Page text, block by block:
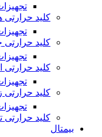
کلید حرارتی
کلید حرارتی
کلید حرارتی
کلید
کلید حرارتی
بیمتال